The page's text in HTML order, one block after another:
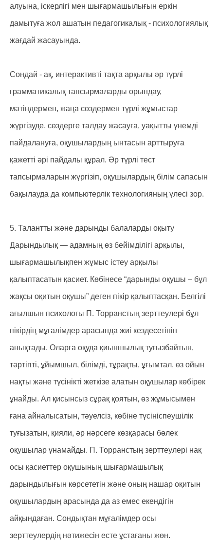
алуына, іскерлігі мен шығармашылығын еркін
дамытуға жол ашатын педагогикалық - психологиялық
жағдай жасауында.
Сондай - ақ, интерактивті тақта арқылы әр түрлі
грамматикалық тапсырмаларды орындау,
мәтіндермен, жаңа сөздермен түрлі жұмыстар
жүргізуде, сөздерге талдау жасауға, уақытты үнемді
пайдалануға, оқушылардың ынтасын арттыруға
қажетті әрі пайдалы құрал. Әр түрлі тест
тапсырмаларын жүргізіп, оқушылардың білім сапасын
бақылауда да компьютерлік технологияның үлесі зор.
5. Талантты және дарынды балаларды оқыту
Дарындылық — адамның өз бейімділігі арқылы,
шығармашылықпен жұмыс істеу арқылы
қалыптасатын қасиет. Көбінесе “дарынды оқушы – бұл
жақсы оқитын оқушы” деген пікір қалыптасқан. Белгілі
ағылшын психологы П. Торранстың зерттеулері бұл
пікірдің мұғалімдер арасында жиі кездесетінін
анықтады. Оларға оқуда қиыншылық туғызбайтын,
тәртіпті, ұйымшыл, білімді, тұрақты, ұғымтал, өз ойын
нақты және түсінікті жеткізе алатын оқушылар көбірек
ұнайды. Ал қисынсыз сұрақ қоятын, өз жұмысымен
ғана айналысатын, тәуелсіз, көбіне түсініспеушілік
туғызатын, қияли, әр нәрсеге көзқарасы бөлек
оқушылар ұнамайды. П. Торранстың зерттеулері нақ
осы қасиеттер оқушының шығармашылық
дарындылығын көрсететін және оның нашар оқитын
оқушылардың арасында да аз емес екендігін
айқындаған. Сондықтан мұғалімдер осы
зерттеулердің нәтижесін есте ұстағаны жөн.